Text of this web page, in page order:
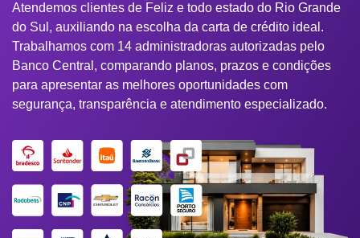
Atendemos clientes de Feliz e todo estado do Rio Grande
do Sul, auxiliando na escolha da carta de crédito ideal.
Trabalhamos com 14 administradoras autorizadas pelo
Banco Central, comparando planos, prazos e condições
para apresentar as melhores oportunidades com
segurança, transparência e atendimento especializado.